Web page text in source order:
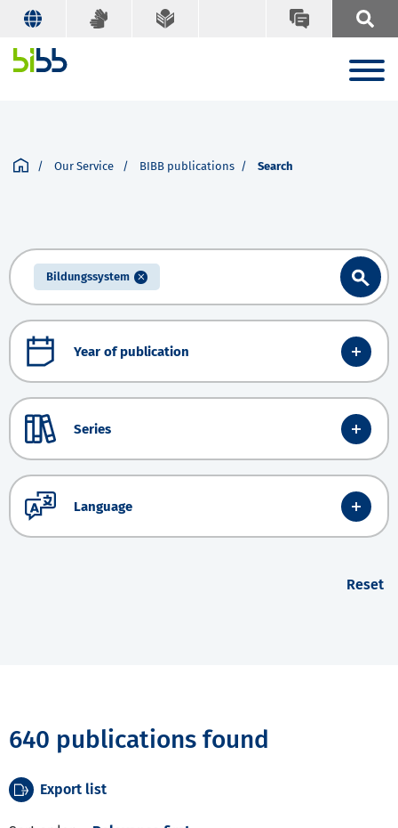
Our Service BIBB publications Search
Bildungssystem
Year of publication
Series
Language
Reset
640 publications found
Export list